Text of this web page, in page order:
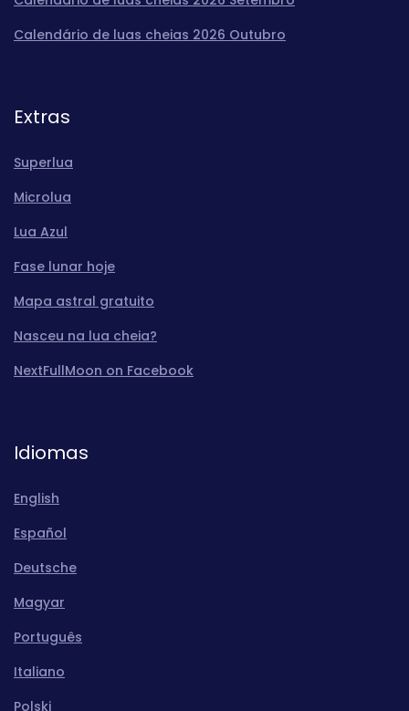
Calendário de luas cheias 2026 Outubro
Extras
Superlua
Microlua
Lua Azul
Fase lunar hoje
Mapa astral gratuito
Nasceu na lua cheia?
NextFullMoon on Facebook
Idiomas
English
Español
Deutsche
Magyar
Português
Italiano
Polski